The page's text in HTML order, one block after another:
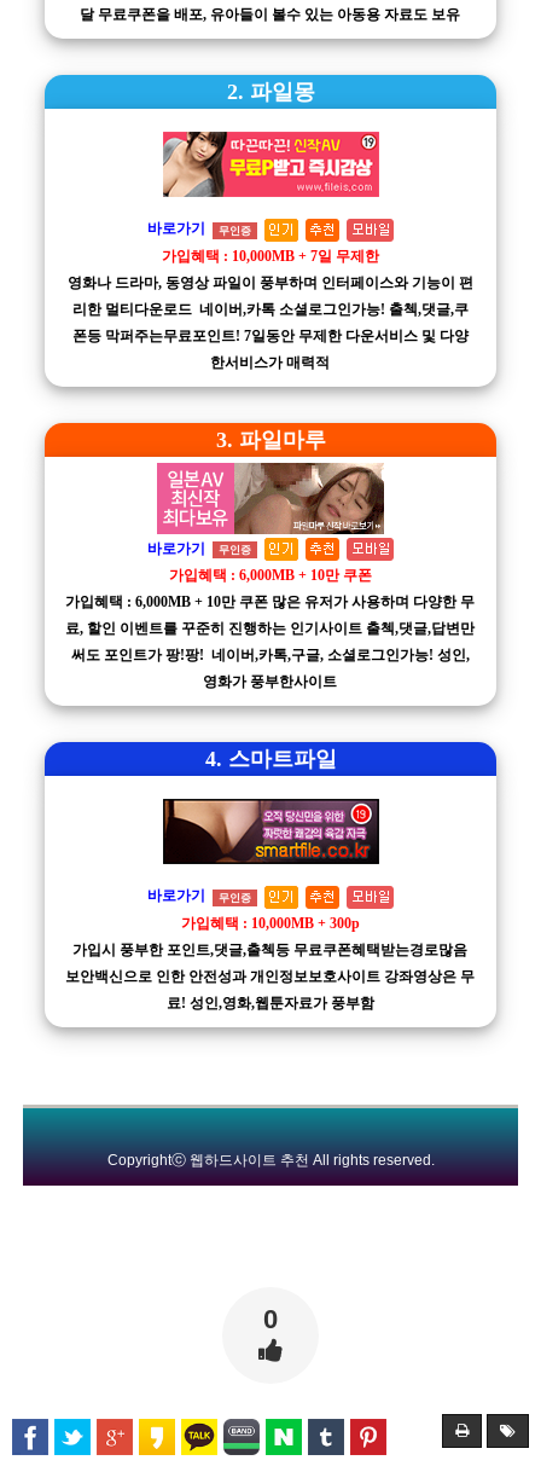
달 무료쿠폰을 배포, 유아들이 볼수 있는 아동용 자료도 보유
2. 파일몽
바로가기 무인증
가입혜택 : 10,000MB + 7일 무제한
영화나 드라마, 동영상 파일이 풍부하며 인터페이스와 기능이 편
리한 멀티다운로드 네이버,카톡 소셜로그인가능! 출첵,댓글,쿠
폰등 막퍼주는무료포인트! 7일동안 무제한 다운서비스 및 다양
한서비스가 매력적
3. 파일마루
바로가기 무인증
가입혜택 : 6,000MB + 10만 쿠폰
가입혜택 : 6,000MB + 10만 쿠폰 많은 유저가 사용하며 다양한 무
료, 할인 이벤트를 꾸준히 진행하는 인기사이트 출첵,댓글,답변만
써도 포인트가 팡!팡! 네이버,카톡,구글, 소셜로그인가능! 성인,
영화가 풍부한사이트
4. 스마트파일
바로가기 무인증
가입혜택 : 10,000MB + 300p
가입시 풍부한 포인트,댓글,출첵등 무료쿠폰혜택받는경로많음
보안백신으로 인한 안전성과 개인정보보호사이트 강좌영상은 무
료! 성인,영화,웹툰자료가 풍부함
Copyrightⓒ 웹하드사이트 추천 All rights reserved.
0